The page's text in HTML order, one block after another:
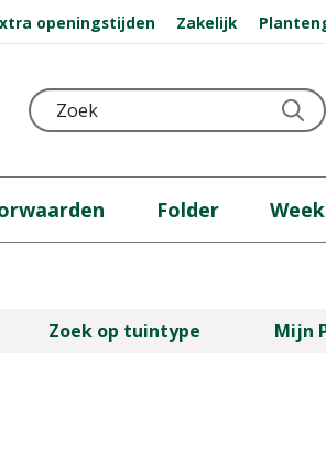
openingstijden Zakelijk
Folder
Zoek op tuintype Mijn